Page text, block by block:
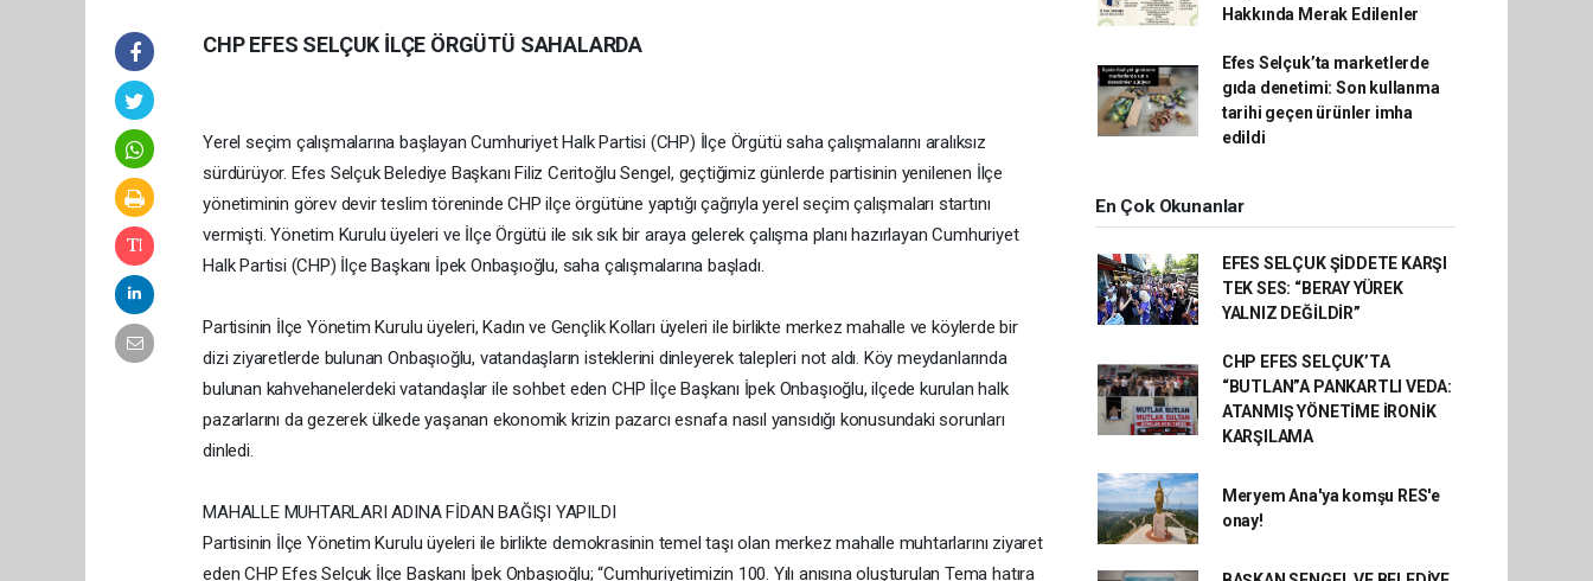
CHP EFES SELÇUK İLÇE ÖRGÜTÜ SAHALARDA
Yerel seçim çalışmalarına başlayan Cumhuriyet Halk Partisi (CHP) İlçe Örgütü saha çalışmalarını aralıksız
sürdürüyor. Efes Selçuk Belediye Başkanı Filiz Ceritoğlu Sengel, geçtiğimiz günlerde partisinin yenilenen İlçe
yönetiminin görev devir teslim töreninde CHP ilçe örgütüne yaptığı çağrıyla yerel seçim çalışmaları startını
vermişti. Yönetim Kurulu üyeleri ve İlçe Örgütü ile sık sık bir araya gelerek çalışma planı hazırlayan Cumhuriyet
Halk Partisi (CHP) İlçe Başkanı İpek Onbaşıoğlu, saha çalışmalarına başladı.
Partisinin İlçe Yönetim Kurulu üyeleri, Kadın ve Gençlik Kolları üyeleri ile birlikte merkez mahalle ve köylerde bir
dizi ziyaretlerde bulunan Onbaşıoğlu, vatandaşların isteklerini dinleyerek talepleri not aldı. Köy meydanlarında
bulunan kahvehanelerdeki vatandaşlar ile sohbet eden CHP İlçe Başkanı İpek Onbaşıoğlu, ilçede kurulan halk
pazarlarını da gezerek ülkede yaşanan ekonomik krizin pazarcı esnafa nasıl yansıdığı konusundaki sorunları
dinledi.
MAHALLE MUHTARLARI ADINA FİDAN BAĞIŞI YAPILDI
Partisinin İlçe Yönetim Kurulu üyeleri ile birlikte demokrasinin temel taşı olan merkez mahalle muhtarlarını ziyaret
eden CHP Efes Selçuk İlçe Başkanı İpek Onbaşıoğlu; “Cumhuriyetimizin 100. Yılı anısına oluşturulan Tema hatıra
Hakkında Merak Edilenler
Efes Selçuk’ta marketlerde
gıda denetimi: Son kullanma
tarihi geçen ürünler imha
edildi
En Çok Okunanlar
EFES SELÇUK ŞİDDETE KARŞI
TEK SES: “BERAY YÜREK
YALNIZ DEĞİLDİR”
CHP EFES SELÇUK’TA
“BUTLAN”A PANKARTLI VEDA:
ATANMIŞ YÖNETİME İRONİK
KARŞILAMA
Meryem Ana'ya komşu RES'e
onay!